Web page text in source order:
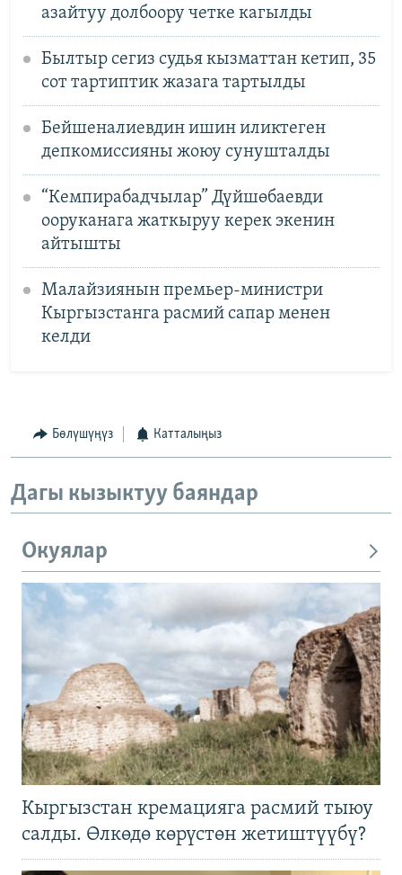
азайтуу долбоору четке кагылды
Былтыр сегиз судья кызматтан кетип, 35
сот тартиптик жазага тартылды
Бейшеналиевдин ишин иликтеген
депкомиссияны жоюу сунушталды
“Кемпирабадчылар” Дүйшөбаевди
ооруканага жаткыруу керек экенин
айтышты
Малайзиянын премьер-министри
Кыргызстанга расмий сапар менен
келди
Бөлүшүңүз Катталыңыз
Дагы кызыктуу баяндар
Окуялар
Кыргызстан кремацияга расмий тыюу
салды. Өлкөдө көрүстөн жетиштүүбү?